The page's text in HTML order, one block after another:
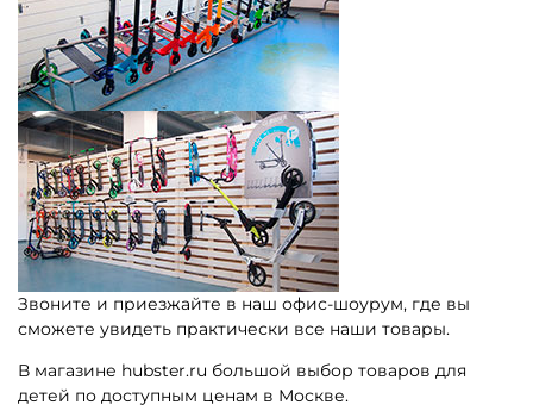
Звоните и приезжайте в наш офис-шоурум, где вы
сможете увидеть практически все наши товары.
В магазине hubster.ru большой выбор товаров для
детей по доступным ценам в Москве.